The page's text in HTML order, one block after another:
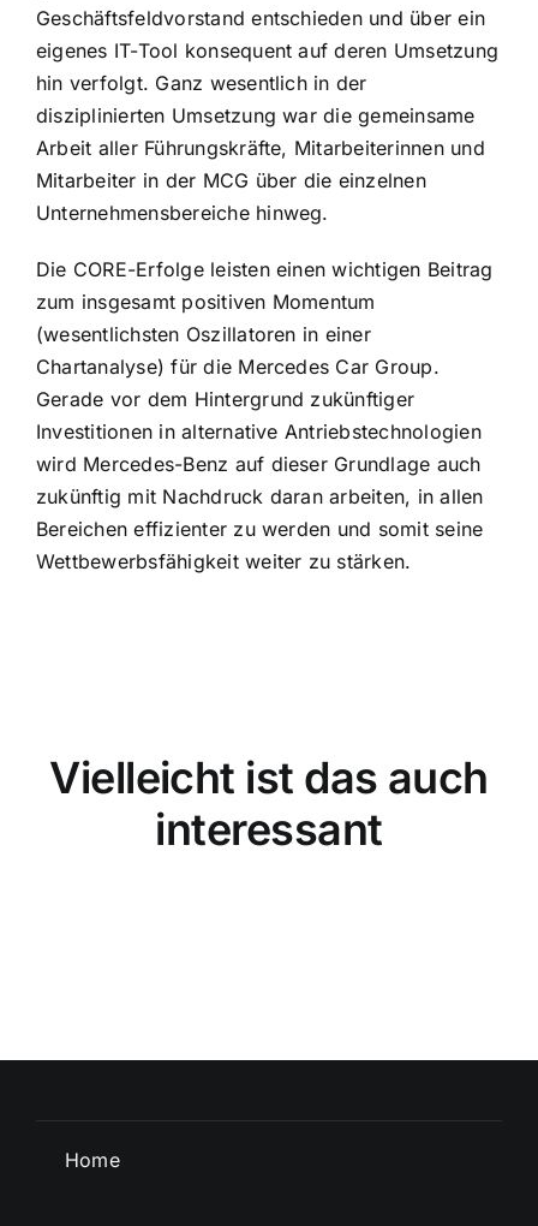
Geschäftsfeldvorstand entschieden und über ein
eigenes IT-Tool konsequent auf deren Umsetzung
hin verfolgt. Ganz wesentlich in der
disziplinierten Umsetzung war die gemeinsame
Arbeit aller Führungskräfte, Mitarbeiterinnen und
Mitarbeiter in der MCG über die einzelnen
Unternehmensbereiche hinweg.
Die CORE-Erfolge leisten einen wichtigen Beitrag
zum insgesamt positiven Momentum
(wesentlichsten Oszillatoren in einer
Chartanalyse) für die Mercedes Car Group.
Gerade vor dem Hintergrund zukünftiger
Investitionen in alternative Antriebstechnologien
wird Mercedes-Benz auf dieser Grundlage auch
zukünftig mit Nachdruck daran arbeiten, in allen
Bereichen effizienter zu werden und somit seine
Wettbewerbsfähigkeit weiter zu stärken.
Vielleicht ist das auch
interessant
Home